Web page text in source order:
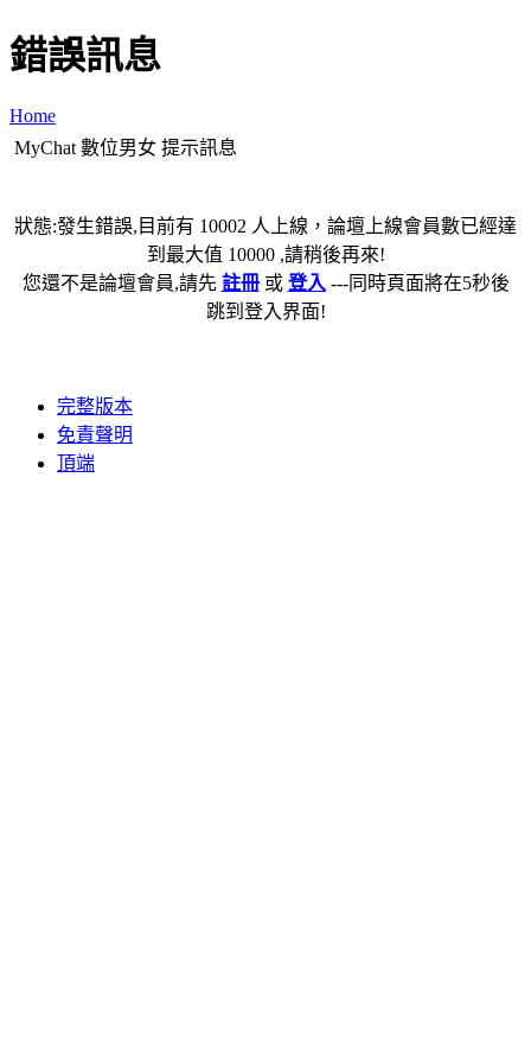
錯誤訊息
Home
MyChat 數位男女 提示訊息
狀態:發生錯誤,目前有 10002 人上線，論壇上線會員數已經達
到最大值 10000 ,請稍後再來!
您還不是論壇會員,請先 註冊或 登入 ---同時頁面將在5秒後
跳到登入界面!
完整版本
免責聲明
頂端